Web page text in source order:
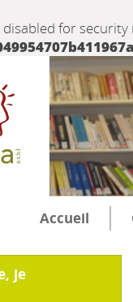
for security
Accueil
je